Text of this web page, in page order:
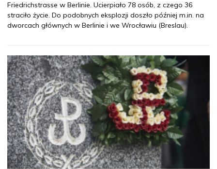
Friedrichstrasse w Berlinie. Ucierpiało 78 osób, z czego 36
straciło życie. Do podobnych eksplozji doszło później m.in. na
dworcach głównych w Berlinie i we Wrocławiu (Breslau).